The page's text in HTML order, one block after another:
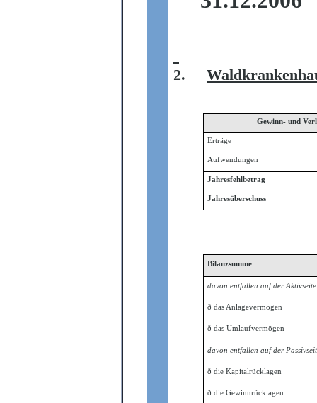
2.
Gewinn- und
Erträge
Aufwendungen
Jahresfehlbetrag
Jahresüberschuss
Bilanzsumme
davon entfallen auf der
ð das Anlagevermögen
ð das Umlaufvermögen
davon entfallen auf der
ð die Kapitalrücklagen
ð die Gewinnrücklagen